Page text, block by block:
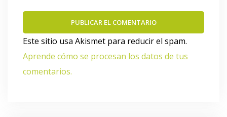
Este sitio usa Akismet para reducir el spam.
Aprende cómo se procesan los datos de tus
comentarios.